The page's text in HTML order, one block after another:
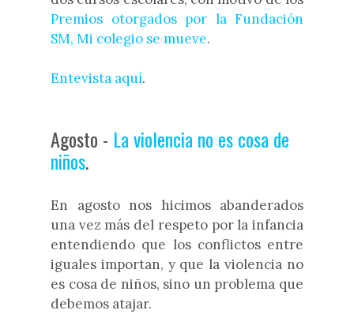
Premios otorgados por la Fundación
SM, Mi colegio se mueve.
Entevista aquí.
Agosto - La violencia no es cosa de
niños.
En agosto nos hicimos abanderados
una vez más del respeto por la infancia
entendiendo que los conflictos entre
iguales importan, y que la violencia no
es cosa de niños, sino un problema que
debemos atajar.